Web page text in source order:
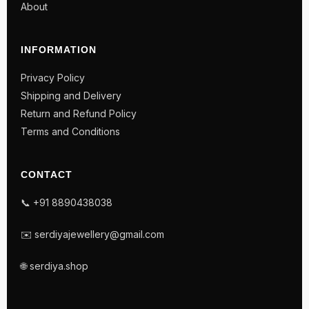
About
INFORMATION
Privacy Policy
Shipping and Delivery
Return and Refund Policy
Terms and Conditions
CONTACT
📞 +91 8890438038
✉️ serdiyajewellery@gmail.com
🌐 serdiya.shop